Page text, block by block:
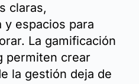
claras,
y espacios para
La gamificación
permiten crear
la gestión deja de